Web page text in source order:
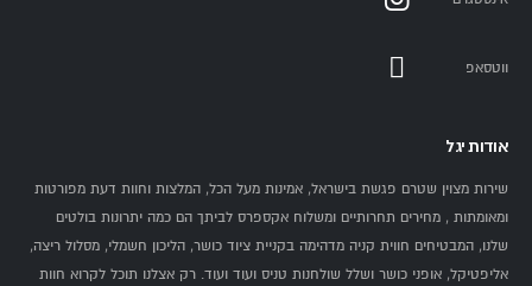
ווטסאפ
אודות יגל
שירות מצוין שטרם פגשת בישראל, אמינות מעל הכל, המלצות וחוות דעת מפורטות
ומאומתות , מחירים תחרותיים ומשלוח אקספרס לביתך הם כמה יתרונות בולטים
שלנו, המבטיחים חווית קניה מדהימה בקניית ציוד כושר, הליכון חשמלי, מסלול ריצה,
אליפטיקל, אופני כושר ושלל שולחנות טניס ועוד ועוד. רק אצלנו תוכל לקרוא חוות